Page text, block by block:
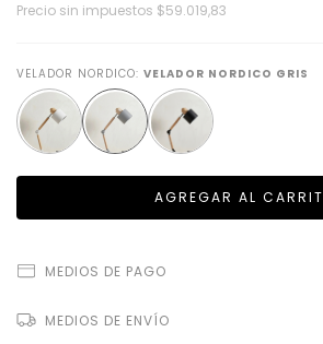
Precio sin impuestos $59.019,83
VELADOR NORDICO: VELADOR NORDICO GRIS
MEDIOS DE PAGO
MEDIOS DE ENVÍO